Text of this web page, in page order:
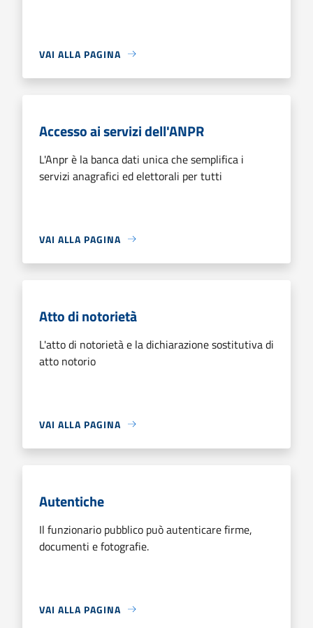
VAI ALLA PAGINA
Accesso ai servizi dell'ANPR
L'Anpr è la banca dati unica che semplifica i
servizi anagrafici ed elettorali per tutti
VAI ALLA PAGINA
Atto di notorietà
L'atto di notorietà e la dichiarazione sostitutiva di
atto notorio
VAI ALLA PAGINA
Autentiche
Il funzionario pubblico può autenticare firme,
documenti e fotografie.
VAI ALLA PAGINA